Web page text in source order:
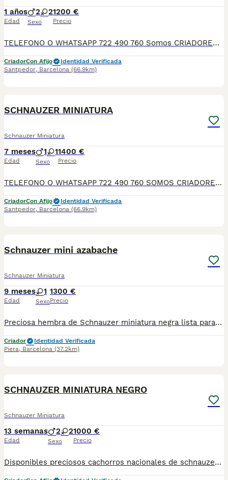
1 años
Edad
2 2
Sexo
1200 €
Precio
TELEFONO O WHATSAPP 722 490 760 Somos CRIADORES PROFESIONALES, CON NÚCLEO ZOOLÓGICO PROPIO. Seleccionamos para tener los mejores ejemplares tanto a nivel morfología como a nivel de salud y comportamiento. Nuestros cachorros crecen en un ambiente familiar, con unas condiciones higiénico-sanitarias excepcionales y totalmente socializados, tanto con otros animales como con las personas, para garantizar su bienestar animal. No dudes en consultar sobre disponibilidad de entrega, reserva y sus características, Nuestros cachorros se entregan: DESPARASITADOS INTERNA Y EXTERNAMENTE CON SUS VACUNAS AL DÍA CORRESPONDIENTES POR EDAD CARTILLA DE VACUNACIÓN Y GARANTIA COMPLETA DE SALUD ( VÍRICAS, GENÉTICAS Y HEREDITARIASñ) POR ESCRITO! PARA MAS INFORMACIÓN, FOTOS/VIDEOS O CONSULTAS LLAMANOS O ESCRIBENOS POR WHATSAPP AL 722 490 760 POSIBILIDAD DE ENTREGA PERSONALIZADA A DOMICILIO EN TODO EL TERRITORIO NACIONAL.
CriadorCon Afijo
Identidad Verificada
Santpedor, Barcelona (66.9km)
SCHNAUZER MINIATURA
Schnauzer Miniatura
7 meses
Edad
1 1
Sexo
1400 €
Precio
TELEFONO O WHATSAPP 722 490 760 SOMOS CRIADORES DIRECTOS SIN INTERMEDIARIOS! MAS DE 20 AÑOS EN EL SECTOR NOS AVALAN, VALORANDO NO SOLO LA CRIA RESPONSABLE SI NO TAMBIEN LA SELECCIÓN PARA MEJORAR LA RAZA DURANTE TODOS ESTOS AÑOS. NUESTROS CACHORROS SE ENTREGAN PREVIAMENTE REVISADOS POR UN VETERINARIO PROFESIONAL Y BAJO LOS MAS ESTRICTOS CONTROLES DE SALUD, HACEMOS HINCAPIÉ EN SU SOCIABILIZACIÓN PARA SU CORRECTO DESARROLLO NEUROLOGICO! Y OS ASESORAMOS ANTES DURANTE Y DESPUES DE LA ENTREGA PARA QUE TODO SEA LO MAS AFABLE Y FACIL POSIBLE DURANTE LA ADAPTACION! NUESTROS BEBE SE ENTREGAN A PARTIR DE LOS DOS MESES CON SUS VACUNAS AL DIA, DESPARASITADOS Y CON GARANTIAS DE SALUD, MICROCHIP Y CARTILLA DE VACUNACION! SI BUSCAS UN COMPAÑERO SANO Y EQUILIBRADO ESTE ES EL LUGAR, TE ASESORAREMOS DURANTE TODO EL PROCESO NO DUDES EN CONSULTAR POR NUESTROS PEQUES AL 722 490 760
CriadorCon Afijo
Identidad Verificada
Santpedor, Barcelona (66.9km)
Schnauzer mini azabache
Schnauzer Miniatura
9 meses
Edad
1
Sexo
1300 €
Precio
Preciosa hembra de Schnauzer miniatura negra lista para entregar. Centro Canino Vallbonica es un centro muy comprometido con el bienestar animal y la cria responsable, por ello todos nuestros cachorros son nacidos y criados en nuestras instalaciones , asegurando así un correcto desarrollo y una magnífica socialización, consiguiendo en cada ejemplar un carácter juguetón y extrovertido . Se entregan con el carnet de vacunas con el plan correspondiente a su edad , desparasitados y microchip implantado dado de alta en el registro de Anicom a nombre del nuevo propietario . Facilitamos junto al cachorro contrato de compra con garantías víricas de 15 días y congénitas de 1 año . Contamos con un gran equipo de profesionales entre los que se encuentran educadores, veterinarios y varios auxiliares, cumpliendo así con controles sanitarios necesarios para garantizar su bienestar . Hacemos envíos a toda España con empresa de transporte privado, proporcionando un viaje confortable y ofreciendo las atenciones necesarias a nuestros bebés . Si estás interesado en alguno de nuestros ejemplares solicita información sin compromiso al 722269698 . También atendemos vía WhatsApp . PRECIO REAL ( incluye el IVA) . Núcleo zoológico B2501315
Criador
Identidad Verificada
Piera, Barcelona (37.2km)
SCHNAUZER MINIATURA NEGRO
Schnauzer Miniatura
13 semanas
Edad
2 2
Sexo
1000 €
Precio
Disponibles preciosos cachorros nacionales de schnauzer criados en nuestras instalaciones, en un ambiente familiar y responsable. Nuestros cachorros se entregan con cartilla de primera vacunación, vacunas correspondientes a su edad, desparasitados interna y externamente, y con microchip implantado y dado de alta. Además, realizamos un contrato de garantía que incluye: • Garantía vírica de 15 días. • Garantía congénita de 1 año. Desde la fecha de entrega del cachorro. Nos comprometemos al 100% con la salud, el bienestar y el cuidado de nuestros pequeños. Disponemos de Núcleo Zoológico Para más información, imágenes o cualquier consulta sin compromiso, pueden contactar con nosotros en los teléfonos: CRISTINA 📞 722 788 399 📞 932 514 529